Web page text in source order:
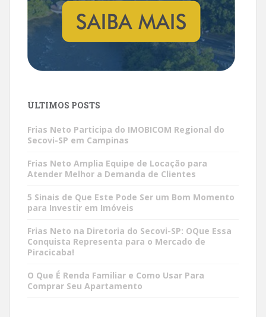
ÚLTIMOS POSTS
Frias Neto Participa do IMOBICOM Regional do
Secovi-SP em Campinas
Frias Neto Amplia Equipe de Locação para
Atender Melhor a Demanda de Clientes
5 Sinais de Que Este Pode Ser um Bom Momento
para Investir em Imóveis
Frias Neto na Diretoria do Secovi-SP: OQue Essa
Conquista Representa para o Mercado de
Piracicaba!
O Que É Renda Familiar e Como Usar Para
Comprar Seu Apartamento